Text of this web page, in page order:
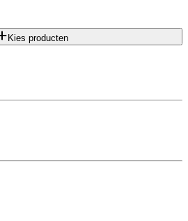
Kies producten